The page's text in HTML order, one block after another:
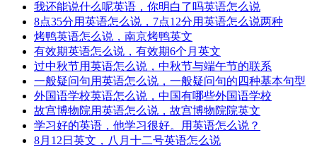
我还能说什么呢英语，你明白了吗英语怎么说
8点35分用英语怎么说，7点12分用英语怎么说两种
烤鸭英语怎么说，南京烤鸭英文
有效期英语怎么说，有效期6个月英文
过中秋节用英语怎么说，中秋节与端午节的联系
一般疑问句用英语怎么说，一般疑问句的四种基本句型
外国语学校英语怎么说，中国有哪些外国语学校
故宫博物院用英语怎么说，故宫博物院院英文
学习好的英语，他学习很好。用英语怎么说？
8月12日英文，八月十二号英语怎么说